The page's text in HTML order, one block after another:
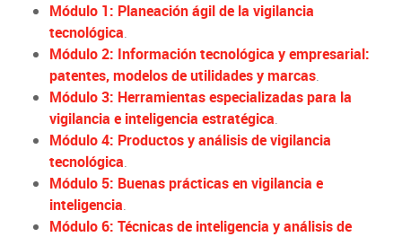
Módulo 1: Planeación ágil de la vigilancia
tecnológica.
Módulo 2: Información tecnológica y empresarial:
patentes, modelos de utilidades y marcas.
Módulo 3: Herramientas especializadas para la
vigilancia e inteligencia estratégica.
Módulo 4: Productos y análisis de vigilancia
tecnológica.
Módulo 5: Buenas prácticas en vigilancia e
inteligencia.
Módulo 6: Técnicas de inteligencia y análisis de